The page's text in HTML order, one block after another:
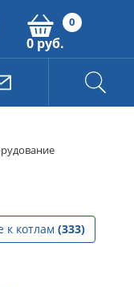
0
0 руб.
котлам (333)